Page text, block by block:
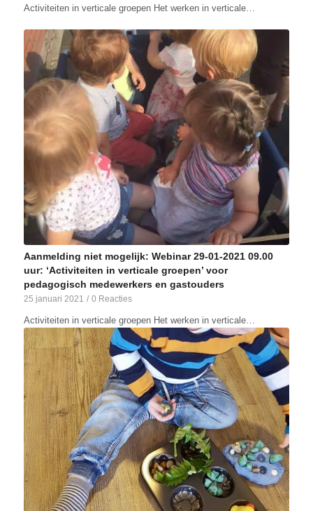
Activiteiten in verticale groepen Het werken in verticale…
Aanmelding niet mogelijk: Webinar 29-01-2021 09.00
uur: ‘Activiteiten in verticale groepen’ voor
pedagogisch medewerkers en gastouders
25 januari 2021 / 0 Reacties
Activiteiten in verticale groepen Het werken in verticale…